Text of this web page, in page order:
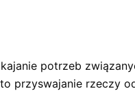
potrzeb
przyswajanie rzeczy